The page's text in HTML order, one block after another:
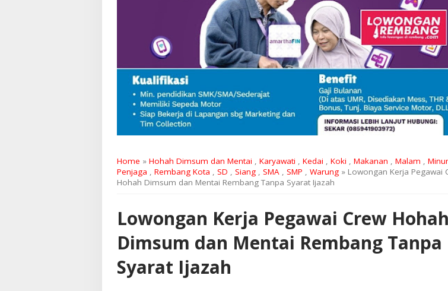
Home » Hohah Dimsum dan Mentai , Karyawati , Kedai , Koki , Makanan , Malam ,
Penjaga , Rembang Kota , SD , Siang , SMA , SMP , Warung » Lowongan Kerja Pegawai
Hohah Dimsum dan Mentai Rembang Tanpa Syarat Ijazah
Lowongan Kerja Pegawai Crew Hohah
Dimsum dan Mentai Rembang Tanpa
Syarat Ijazah